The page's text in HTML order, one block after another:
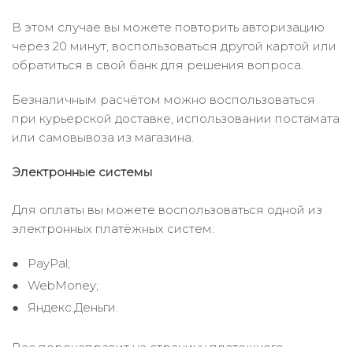
В этом случае вы можете повторить авторизацию
через 20 минут, воспользоваться другой картой или
обратиться в свой банк для решения вопроса.
Безналичным расчётом можно воспользоваться
при курьерской доставке, использовании постамата
или самовывоза из магазина.
Электронные системы
Для оплаты вы можете воспользоваться одной из
электронных платёжных систем:
PayPal;
WebMoney;
Яндекс.Деньги.